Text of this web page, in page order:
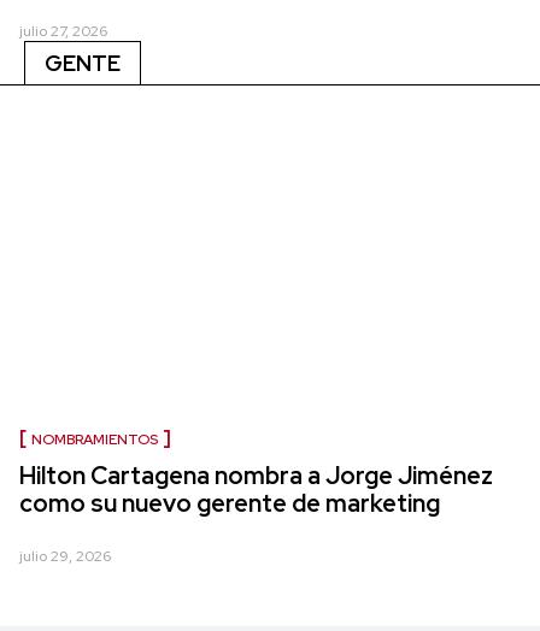
julio 27, 2026
GENTE
NOMBRAMIENTOS
Hilton Cartagena nombra a Jorge Jiménez
como su nuevo gerente de marketing
julio 29, 2026